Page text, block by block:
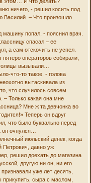
ничего, - решил косить под
Василий. – Что произошло
машину попал, - пояснил врач.
спасал – ее
а сам отскочить не успел.
пятеро операторов собирали,
вызывали…
что-то такое, - голова
вытаскивала из
что случилось совсем
– Только какая она мне
Мне ж та девчонка во
Теперь он вдруг
что было буквально перед
он очнулся…
июльский денек, когда
Петрович, давно уж
решил доехать до магазина
другую ни он, ни его
уже лет десять,
прикупить, сыра с маслом,